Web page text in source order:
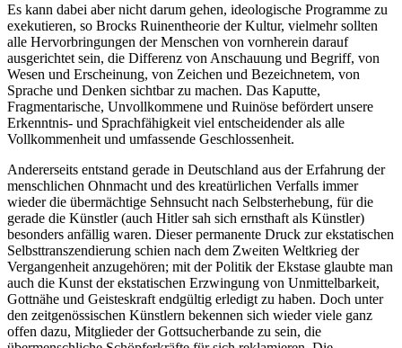
Es kann dabei aber nicht darum gehen, ideologische Programme zu
exekutieren, so Brocks Ruinentheorie der Kultur, vielmehr sollten
alle Hervorbringungen der Menschen von vornherein darauf
ausgerichtet sein, die Differenz von Anschauung und Begriff, von
Wesen und Erscheinung, von Zeichen und Bezeichnetem, von
Sprache und Denken sichtbar zu machen. Das Kaputte,
Fragmentarische, Unvollkommene und Ruinöse befördert unsere
Erkenntnis- und Sprachfähigkeit viel entscheidender als alle
Vollkommenheit und umfassende Geschlossenheit.
Andererseits entstand gerade in Deutschland aus der Erfahrung der
menschlichen Ohnmacht und des kreatürlichen Verfalls immer
wieder die übermächtige Sehnsucht nach Selbsterhebung, für die
gerade die Künstler (auch Hitler sah sich ernsthaft als Künstler)
besonders anfällig waren. Dieser permanente Druck zur ekstatischen
Selbsttranszendierung schien nach dem Zweiten Weltkrieg der
Vergangenheit anzugehören; mit der Politik der Ekstase glaubte man
auch die Kunst der ekstatischen Erzwingung von Unmittelbarkeit,
Gottnähe und Geisteskraft endgültig erledigt zu haben. Doch unter
den zeitgenössischen Künstlern bekennen sich wieder viele ganz
offen dazu, Mitglieder der Gottsucherbande zu sein, die